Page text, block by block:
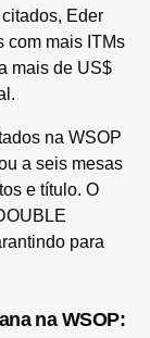
Eder
com mais ITMs
mais de US$
na WSOP
a seis mesas
e título. O
para
na WSOP: